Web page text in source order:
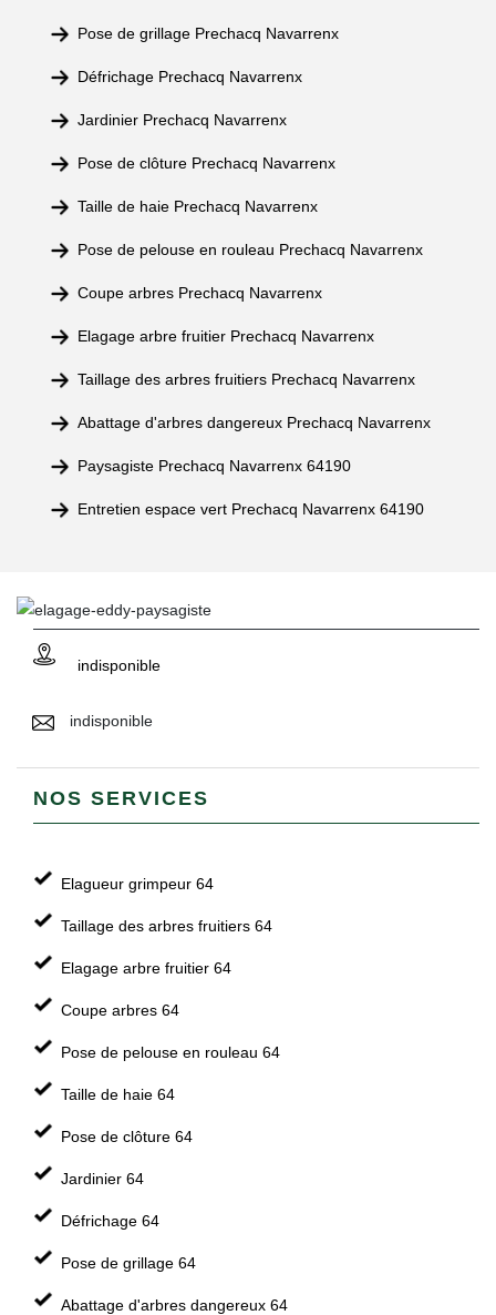
Pose de grillage Prechacq Navarrenx
Défrichage Prechacq Navarrenx
Jardinier Prechacq Navarrenx
Pose de clôture Prechacq Navarrenx
Taille de haie Prechacq Navarrenx
Pose de pelouse en rouleau Prechacq Navarrenx
Coupe arbres Prechacq Navarrenx
Elagage arbre fruitier Prechacq Navarrenx
Taillage des arbres fruitiers Prechacq Navarrenx
Abattage d'arbres dangereux Prechacq Navarrenx
Paysagiste Prechacq Navarrenx 64190
Entretien espace vert Prechacq Navarrenx 64190
indisponible
indisponible
NOS SERVICES
Elagueur grimpeur 64
Taillage des arbres fruitiers 64
Elagage arbre fruitier 64
Coupe arbres 64
Pose de pelouse en rouleau 64
Taille de haie 64
Pose de clôture 64
Jardinier 64
Défrichage 64
Pose de grillage 64
Abattage d'arbres dangereux 64